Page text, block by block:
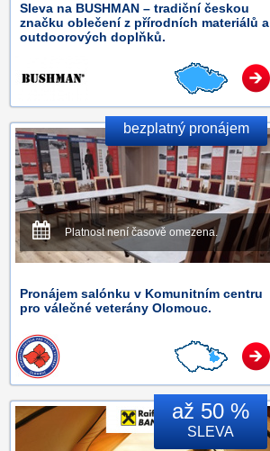
Sleva na BUSHMAN – tradiční českou
značku oblečení z přírodních materiálů a
outdoorových doplňků.
bezplatný pronájem
Platnost není časově omezena.
Pronájem salónku v Komunitním centru
pro válečné veterány Olomouc.
až 50 %
SLEVA